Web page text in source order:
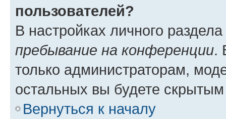
пользователей?
В настройках личного
пребывание на конференции.
только администраторам,
остальных вы будете
Вернуться к началу